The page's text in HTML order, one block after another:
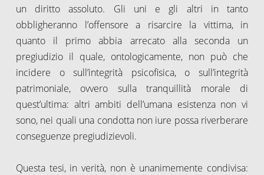
un diritto assoluto. Gli uni e gli altri in tanto
obbligheranno l’offensore a risarcire la vittima, in
quanto il primo abbia arrecato alla seconda un
pregiudizio il quale, ontologicamente, non può che
incidere o sull’integrità psicofisica, o sull’integrità
patrimoniale, ovvero sulla tranquillità morale di
quest’ultima: altri ambiti dell’umana esistenza non vi
sono, nei quali una condotta non iure possa riverberare
conseguenze pregiudizievoli.
Questa tesi, in verità, non è unanimemente condivisa: